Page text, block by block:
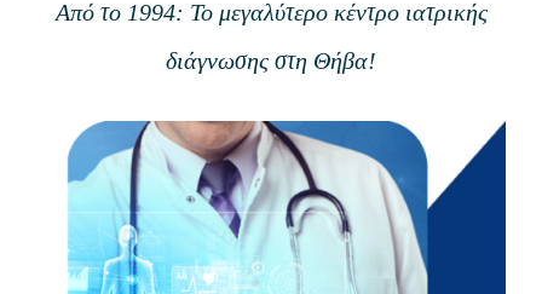
Από το 1994: Το μεγαλύτερο κέντρο ιατρικής
διάγνωσης στη Θήβα!